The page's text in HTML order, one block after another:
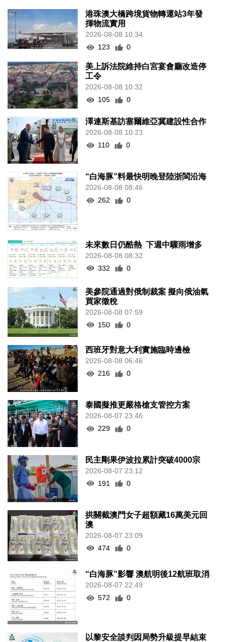
港珠澳大橋跨境貨物轉運站3年發
揮物流實用
2026-08-08 10:34
123
0
美上訴法院維持白宮宴會廳改造停
工令
2026-08-08 10:32
105
0
澤連斯基訪塞爾維亞冀建設性合作
2026-08-08 10:23
110
0
“白海豚”料最快明晚登陸浙閩沿海
2026-08-08 08:46
262
0
未來數日仍酷熱 下週中驟雨增多
2026-08-08 08:32
332
0
美參院通過對俄制裁案 擬向俄油氣
買家徵稅
2026-08-08 07:59
150
0
西班牙對意大利實施臨時邊檢
2026-08-08 06:46
216
0
泰國擬推更嚴格槍支管控方案
2026-08-07 23:46
229
0
民主剛果伊波拉累計突破4000宗
2026-08-07 23:12
191
0
拱關截澳門女子超額藏16萬美元回
澳
2026-08-07 23:09
474
0
“白海豚”影響 澳航明後12航班取消
2026-08-07 22:49
572
0
以黎安全談判因局勢升級提早結束